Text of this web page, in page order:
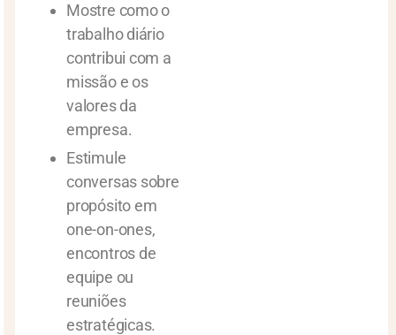
Mostre como o
trabalho diário
contribui com a
missão e os
valores da
empresa.
Estimule
conversas sobre
propósito em
one-on-ones,
encontros de
equipe ou
reuniões
estratégicas.